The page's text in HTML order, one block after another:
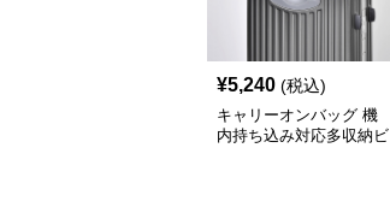
¥5,240 (税込)
キャリーオンバッグ 機
内持ち込み対応多収納ビ